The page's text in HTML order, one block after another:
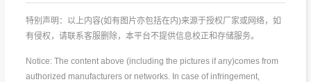
特别声明：以上内容(如有图片亦包括在内)来源于授权厂家或网络，如
有侵权，请联系客服删除，本平台不提供信息校正和存储服务。
Notice: The content above (including the pictures if any)comes from
authorized manufacturers or networks. In case of infringement,